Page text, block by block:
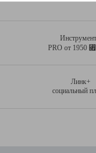
PRO от 1950 ⃏
Линк+
социальный